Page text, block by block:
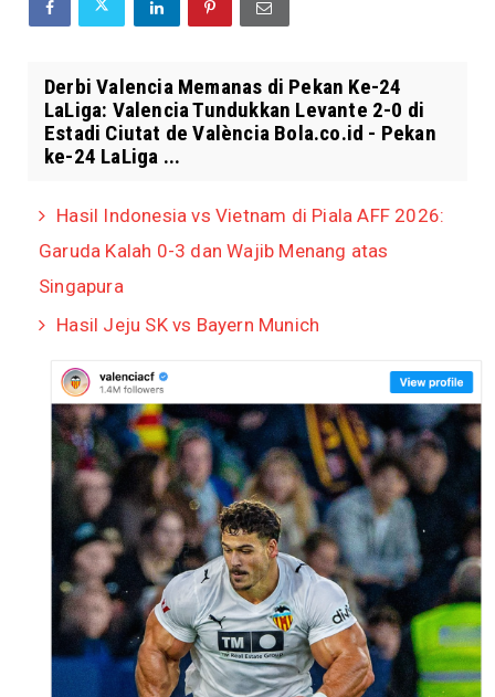
Derbi Valencia Memanas di Pekan Ke-24
LaLiga: Valencia Tundukkan Levante 2-0 di
Estadi Ciutat de València Bola.co.id - Pekan
ke-24 LaLiga ...
Hasil Indonesia vs Vietnam di Piala AFF 2026:
Garuda Kalah 0-3 dan Wajib Menang atas
Singapura
Hasil Jeju SK vs Bayern Munich